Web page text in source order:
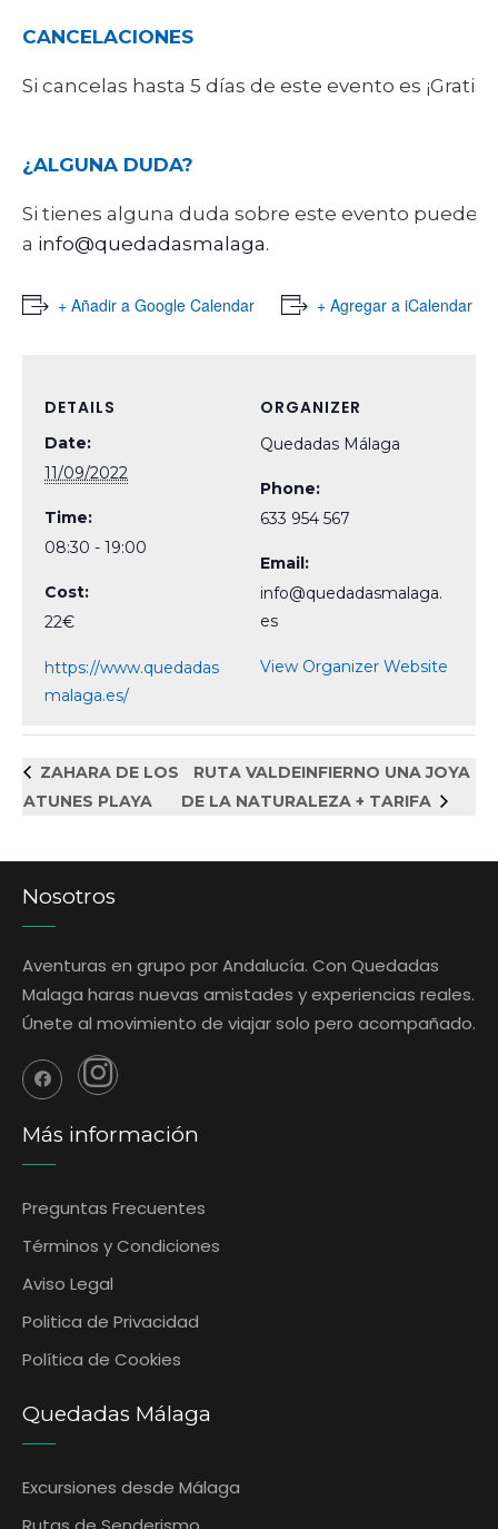
CANCELACIONES
Si cancelas hasta 5 días de este evento es
¿ALGUNA DUDA?
Si tienes alguna duda sobre este evento
a info@quedadasmalaga.
+ Añadir a Google Calendar + Agregar a iCalendar
DETAILS
Date:
11/09/2022
Time:
08:30 - 19:00
Cost:
22€
https://www.quedadas
malaga.es/
ORGANIZER
Quedadas Málaga
Phone:
633 954 567
Email:
info@quedadasmalaga.
es
View Organizer Website
ZAHARA DE LOS
ATUNES PLAYA
RUTA VALDEINFIERNO UNA JOYA
DE LA NATURALEZA + TARIFA
Nosotros
Aventuras en grupo por Andalucía. Con Quedadas
Malaga haras nuevas amistades y experiencias reales.
Únete al movimiento de viajar solo pero acompañado.
Más información
Preguntas Frecuentes
‎Términos y Condiciones
Aviso Legal
Politica de Privacidad
Política de Cookies
Quedadas Málaga
Excursiones desde Málaga